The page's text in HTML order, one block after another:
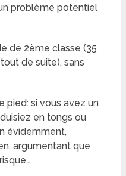
problème potentiel
de 2ème classe (35
de suite), sans
pied: si vous avez un
en tongs ou
évidemment,
argumentant que